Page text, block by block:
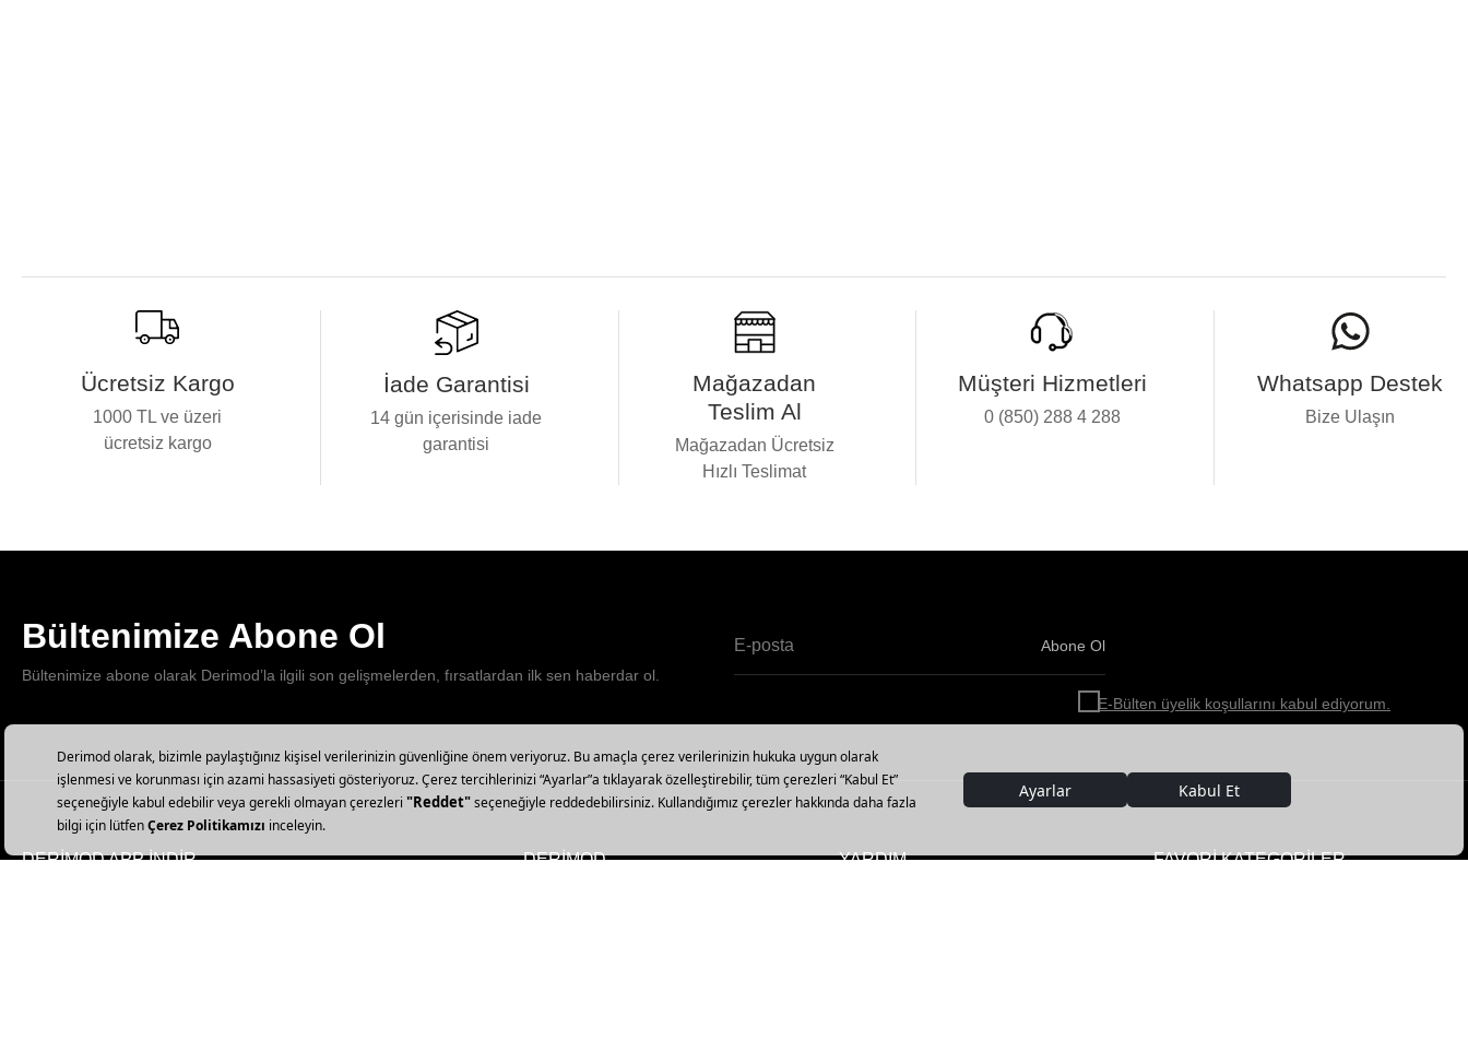
Ücretsiz Kargo
1000 TL ve üzeri
ücretsiz kargo
İade Garantisi
14 gün içerisinde iade
garantisi
Mağazadan
Teslim Al
Mağazadan Ücretsiz
Hızlı Teslimat
Müşteri Hizmetleri
0 (850) 288 4 288
Whatsapp Destek
Bize Ulaşın
Bültenimize Abone Ol
Bültenimize abone olarak Derimod’la ilgili son gelişmelerden, fırsatlardan ilk sen haberdar ol.
Haber
abone
Abone Ol
E-Bülten üyelik koşullarını kabul ediyorum.
DERİMOD APP İNDİR DERİMOD YARDIM FAVORİ KATEGORİLER